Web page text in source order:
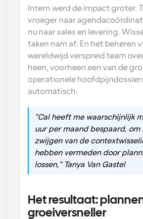
Intern werd de impact groter.
vroeger naar
nu naar sales en levering.
taken nam af. En het beheren
wereldwijd verspreid team
heen, voorheen een van de
operationele
automatisch.
"Cal heeft me waarschijnlijk
uur per maand bespaard, om
zwijgen van de
hebben vermeden door
lossen," Tanya Van Gastel
Het resultaat:
groeiversneller